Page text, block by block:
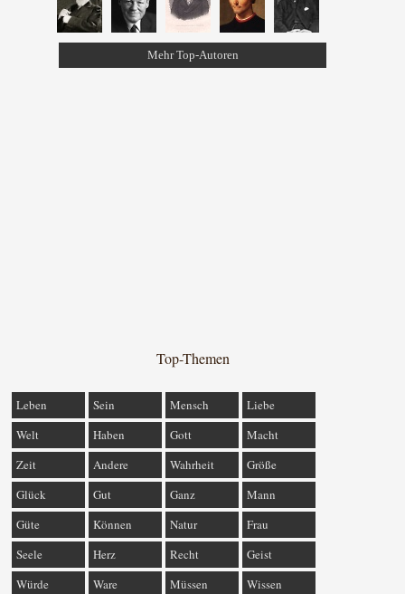
Mehr Top-Autoren
Top-Themen
Leben Sein Mensch
Liebe
Welt
Haben Gott
Macht
Zeit
Andere Wahrheit
Größe
Glück
Gut Ganz
Mann
Güte
Können Natur
Frau
Seele
Herz Recht
Geist
Würde
Ware Müssen Wissen